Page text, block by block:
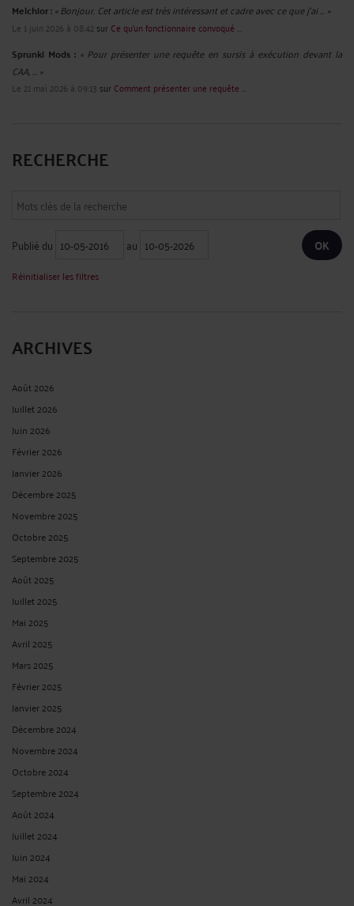
Melchior :« Bonjour. Cet article est très intéressant et cadre avec ce que j'ai ... »
Le 1 juin 2026 à 08:42sur Ce qu’un fonctionnaire convoqué ...
Sprunki Mods : « Pour présenter une requête en sursis à exécution devant la
CAA, ... »
Le 21 mai 2026 à 09:13 sur Comment présenter une requête ...
RECHERCHE
Publié du au
Réinitialiser les filtres
ARCHIVES
Août 2026
Juillet 2026
Juin 2026
Février 2026
Janvier 2026
Décembre 2025
Novembre 2025
Octobre 2025
Septembre 2025
Août 2025
Juillet 2025
Mai 2025
Avril 2025
Mars 2025
Février 2025
Janvier 2025
Décembre 2024
Novembre 2024
Octobre 2024
Septembre 2024
Août 2024
Juillet 2024
Juin 2024
Mai 2024
Avril 2024